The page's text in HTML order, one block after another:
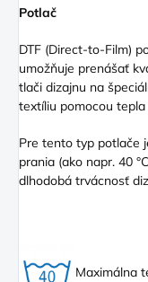
Potlač
DTF (Direct-to-Film)
umožňuje prenášať
tlači dizajnu na
textíliu pomocou
Pre tento typ potlače
prania (ako napr. 40
dlhodobá trvácnosť
Maximálna